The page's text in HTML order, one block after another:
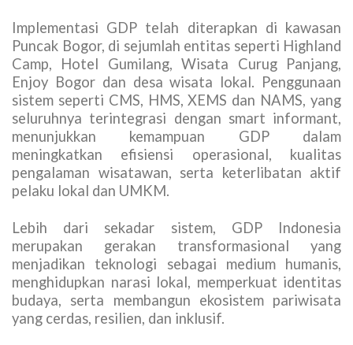
Implementasi GDP telah diterapkan di kawasan
Puncak Bogor, di sejumlah entitas seperti Highland
Camp, Hotel Gumilang, Wisata Curug Panjang,
Enjoy Bogor dan desa wisata lokal. Penggunaan
sistem seperti CMS, HMS, XEMS dan NAMS, yang
seluruhnya terintegrasi dengan smart informant,
menunjukkan kemampuan GDP dalam
meningkatkan efisiensi operasional, kualitas
pengalaman wisatawan, serta keterlibatan aktif
pelaku lokal dan UMKM.
Lebih dari sekadar sistem, GDP Indonesia
merupakan gerakan transformasional yang
menjadikan teknologi sebagai medium humanis,
menghidupkan narasi lokal, memperkuat identitas
budaya, serta membangun ekosistem pariwisata
yang cerdas, resilien, dan inklusif.